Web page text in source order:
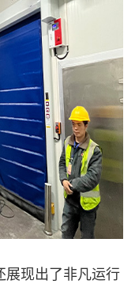
现出了非凡运行